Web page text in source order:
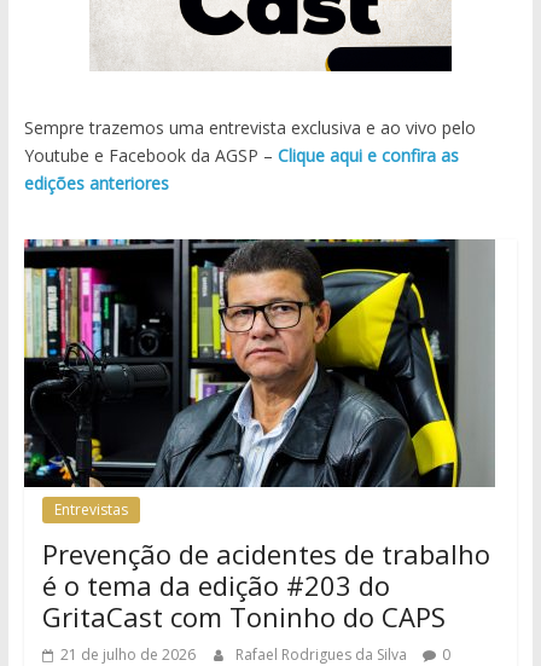
Sempre trazemos uma entrevista exclusiva e ao vivo pelo
Youtube e Facebook da AGSP – Clique aqui e confira as
edições anteriores
Entrevistas
Prevenção de acidentes de trabalho
é o tema da edição #203 do
GritaCast com Toninho do CAPS
21 de julho de 2026 Rafael Rodrigues da Silva 0